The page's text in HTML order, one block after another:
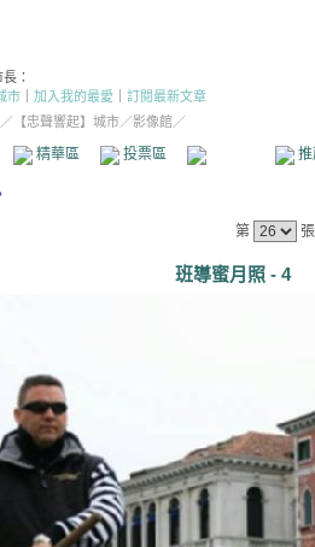
：
市 加入我的最愛
訂閱最新文章
／ 【忠聲響起】城市／影像館／
精華區 投票區 影像館
第
班導蜜月照 - 4